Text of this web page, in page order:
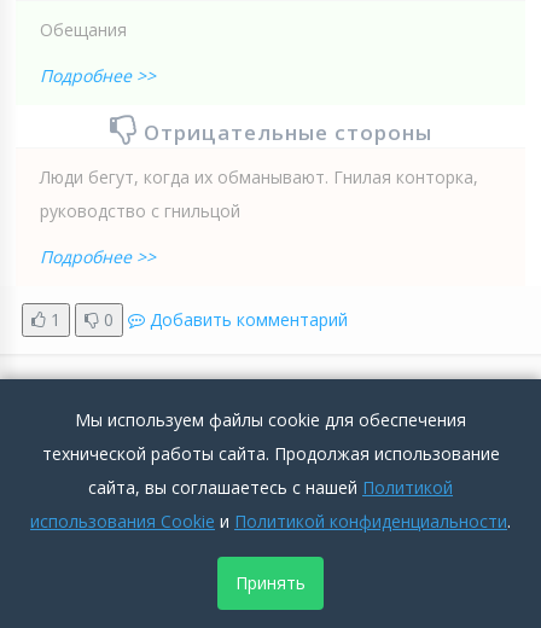
Обещания
Подробнее >>
Отрицательные стороны
Люди бегут, когда их обманывают. Гнилая конторка,
руководство с гнильцой
Подробнее >>
1 0 Добавить комментарий
Белтрубопроводстрой
Мы используем файлы cookie для обеспечения
технической работы сайта. Продолжая использование
сайта, вы соглашаетесь с нашей Политикой
использования Cookie и Политикой конфиденциальности.
Принять